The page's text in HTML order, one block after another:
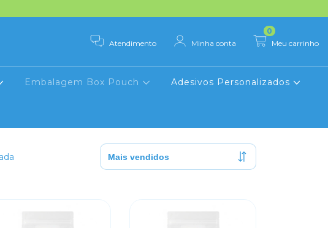
Atendimento Minha conta Meu carrinho
0
Embalagem Box Pouch Adesivos Personalizados